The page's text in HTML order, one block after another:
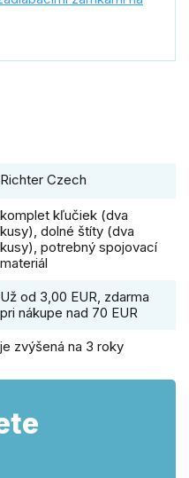
Richter Czech
komplet kľučiek (dva
kusy), dolné štíty (dva
kusy), potrebný spojovací
materiál
Už od 3,00 EUR, zdarma
pri nákupe nad 70 EUR
je zvýšená na 3 roky